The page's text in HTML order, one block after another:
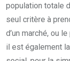
population totale
seul critère à
d’un marché, ou
il est également